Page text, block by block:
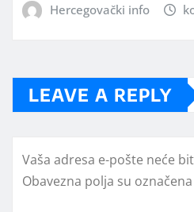
Hercegovački info
LEAVE A REPLY
Vaša adresa e-pošte neće
Obavezna polja su